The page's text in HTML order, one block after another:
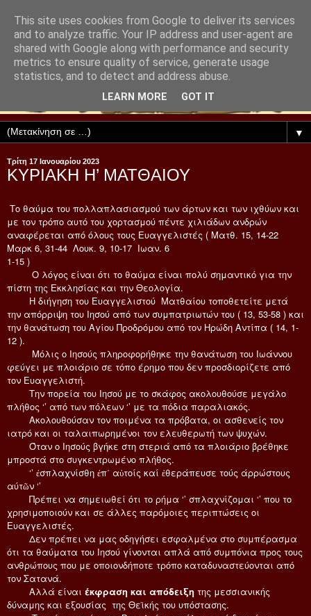
▼
Τρίτη 17 Ιανουαρίου 2023
ΚΥΡΙΑΚΗ Η’ ΜΑΤΘΑΙΟΥ
Το θαύμα του πολλαπλασιασμού των άρτων και των ιχθύων και
με τον τρόπο αυτό του χορτασμού πέντε χιλιάδων ανδρών
αναφέρεται από όλους τους Ευαγγελιστές ( Ματθ. 15, 14-22
Μαρκ 6, 31-44 Λουκ. 9, 10-17 Ιωαν. 6
1-15 )
Ο λόγος είναι ότι το θαύμα είναι πολύ σημαντικό για την
πίστη της Εκκλησίας και την Θεολογία.
Η διήγηση του Ευαγγελιστού Ματθαίου τοποθετείτε μετά
την απόρριψη του Ιησού από των συμπατριωτών του ( 13, 53-58 ) και
την θανάτωση του Αγίου Προδρόμου από τον Ηρώδη Αντίπα ( 14, 1-
12 ).
Μόλις ο Ιησούς πληροφορήθηκε την θανάτωση του Ιωάννου
φεύγει με πλοιάριο σε τόπο έρημο που δεν προσδιορίζετε από
τον Ευαγγελιστή.
Την πορεία του Ιησού με το σκάφος ακολουθούσε μεγάλο
πλήθος ‘’ από των πόλεων ‘’ με τα πόδια παραλιακός.
Ακολουθούσαν τον ποιμένα τα πρόβατα, οι ασθενείς τον
ιατρό και οι ταλαιπωρημένοι τον ελευθερωτή των ψυχών.
Όταν ο Ιησούς βγήκε στη στεριά από τα πλοιάριο βρέθηκε
μπροστά στο συγκεντρωμένο πλήθος.
‘’ ἐσπλαχνίσθη ἐπ΄ αὐτοίς καί ἐθεράπευσε τούς άρρώστους
αύτῶν ‘’
Πρέπει να σημειωθεί ότι το ρήμα ‘’ σπλαχνίζομαι ‘’ που το
χρησιμοποιούν και σε άλλες παρόμοιες περιπτώσεις οι
Ευαγγελιστές.
Δεν πρέπει να μας οδηγήσει εσφαλμένα στο συμπέρασμα
ότι τα θαύματα του Ιησού γίνονται απλά από συμπόνια προς τους
ανθρώπους που με οποιονδήποτε τρόπο καταδυναστεύονται από
τον Σατανά.
Αλλά είναι έκφραση και απόδειξη της μεσσιανικής
δύναμης και εξουσίας της Θεϊκής του υπόστασης.
This site uses cookies from Google to deliver its services
and to analyze traffic. Your IP address and user-agent are
shared with Google along with performance and security
metrics to ensure quality of service, generate usage
statistics, and to detect and address abuse.
LEARN MORE GOT IT